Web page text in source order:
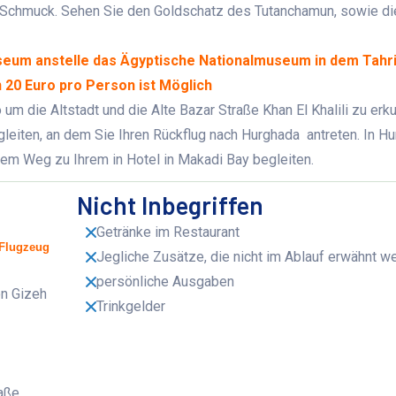
Sehen Sie den Goldschatz des Tutanchamun, sowie
anstelle das Ägyptische Nationalmuseum in dem
Euro pro Person ist Möglich
die Altstadt und die Alte Bazar Straße Khan El Khalili zu
an dem Sie Ihren Rückflug nach Hurghada antreten. In
Weg zu Ihrem in Hotel in Makadi Bay begleiten.
Gizeh
Nicht Inbegriffen
Getränke im Restaurant
Jegliche Zusätze, die nicht im Ablauf erwähnt
persönliche Ausgaben
Trinkgelder